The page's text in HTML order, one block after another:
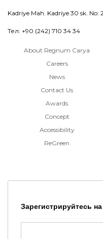
Kadriye Mah. Kadriye 30 sk. No:
Тел: +90 (242) 710 34 34
About Regnum Carya
Careers
News
Contact Us
Awards
Concept
Accessibility
ReGreen
Зарегистрируйтесь